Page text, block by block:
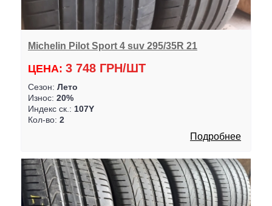
Michelin Pilot Sport 4 suv 295/35R 21
ЦЕНА: 3 748 ГРН/ШТ
Сезон: Лето
Износ: 20%
Индекс ск.: 107Y
Кол-во: 2
Подробнее